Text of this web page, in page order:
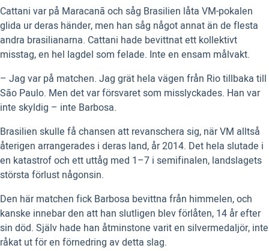
Cattani var på Maracanã och såg Brasilien låta VM-pokalen
glida ur deras händer, men han såg något annat än de flesta
andra brasilianarna. Cattani hade bevittnat ett kollektivt
misstag, en hel lagdel som felade. Inte en ensam målvakt.
– Jag var på matchen. Jag grät hela vägen från Rio tillbaka till
São Paulo. Men det var försvaret som misslyckades. Han var
inte skyldig – inte Barbosa.
Brasilien skulle få chansen att revanschera sig, när VM alltså
återigen arrangerades i deras land, år 2014. Det hela slutade i
en katastrof och ett uttåg med 1–7 i semifinalen, landslagets
största förlust någonsin.
Den här matchen fick Barbosa bevittna från himmelen, och
kanske innebar den att han slutligen blev förlåten, 14 år efter
sin död. Själv hade han åtminstone varit en silvermedaljör, inte
råkat ut för en förnedring av detta slag.